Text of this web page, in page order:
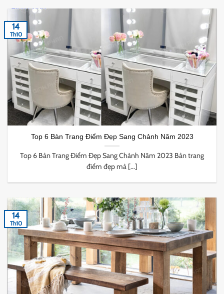
Top 6 Bàn Trang Điểm Đẹp Sang Chảnh Năm 2023
Top 6 Bàn Trang Điểm Đẹp Sang Chảnh Năm 2023 Bàn trang
điểm đẹp mà [...]
14
Th10
14
Th10